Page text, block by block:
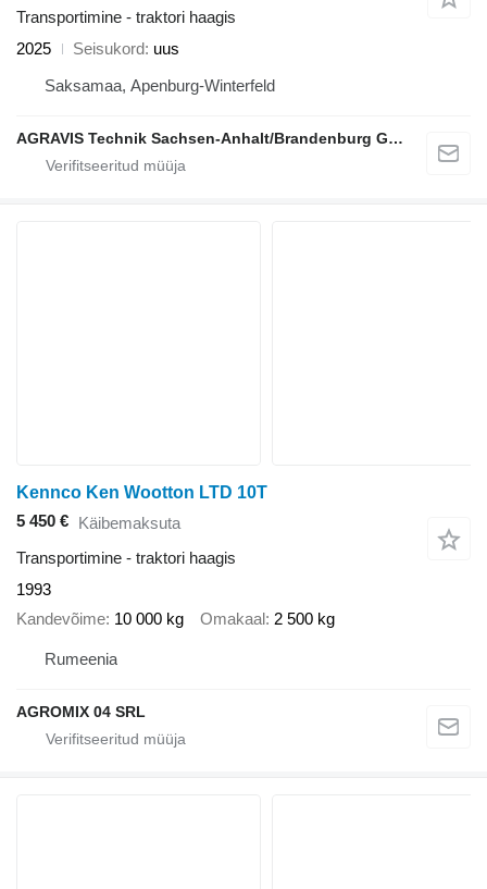
Transportimine - traktori haagis
2025
Seisukord uus
Saksamaa, Apenburg-Winterfeld
AGRAVIS Technik Sachsen-Anhalt/Brandenburg GmbH
Kennco Ken Wootton LTD 10T
5 450 € Käibemaksuta
Transportimine - traktori haagis
1993
Kandevõime 10 000 kg Omakaal 2 500 kg
Rumeenia
AGROMIX 04 SRL